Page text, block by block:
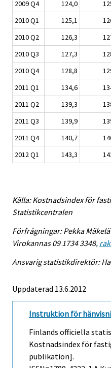
2009 Q4 124,0
2010 Q1
125,1
2010 Q2
126,3
2010 Q3
127,3
2010 Q4
128,8
2011 Q1
134,6
2011 Q2
139,3
2011 Q3
139,9
2011 Q4
140,7
2012 Q1
143,3
Källa: Kostnadsindex för
Statistikcentralen
Förfrågningar: Pekka Mäkelä
Virokannas 09 1734 3348,
Ansvarig statistikdirektör:
Uppdaterad 13.6.2012
Instruktion för
Finlands officiella
Kostnadsindex för
publikation].